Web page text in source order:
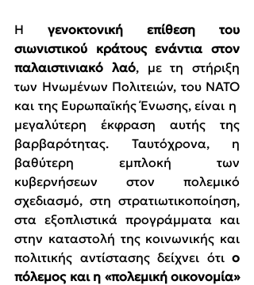
Η γενοκτονική επίθεση του
σιωνιστικού κράτους ενάντια στον
παλαιστινιακό λαό, με τη στήριξη
των Ηνωμένων Πολιτειών, του ΝΑΤΟ
και της Ευρωπαϊκής Ένωσης, είναι η
μεγαλύτερη έκφραση αυτής της
βαρβαρότητας. Ταυτόχρονα, η
βαθύτερη εμπλοκή των
κυβερνήσεων στον πολεμικό
σχεδιασμό, στη στρατιωτικοποίηση,
στα εξοπλιστικά προγράμματα και
στην καταστολή της κοινωνικής και
πολιτικής αντίστασης δείχνει ότι ο
πόλεμος και η «πολεμική οικονομία»